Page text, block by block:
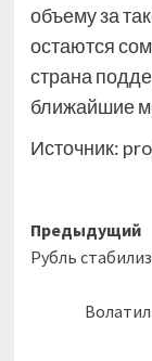
объему за
остаются
страна
ближайшие
Источник:
записи
Предыдущий
Рубль